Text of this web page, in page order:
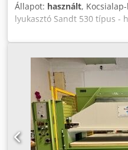
Állapot: használt,
lyukasztó Sandt 530 típus -
tonna Asztalfelület:
Kocsiméret: 500x500 mm